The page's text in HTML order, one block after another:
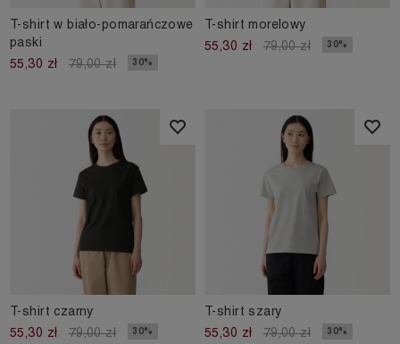
T-shirt w biało-pomarańczowe
paski
55,30 zł
79,00 zł 30%
T-shirt morelowy
55,30 zł
79,00 zł 30%
T-shirt czarny
55,30 zł
79,00 zł 30%
T-shirt szary
55,30 zł
79,00 zł 30%